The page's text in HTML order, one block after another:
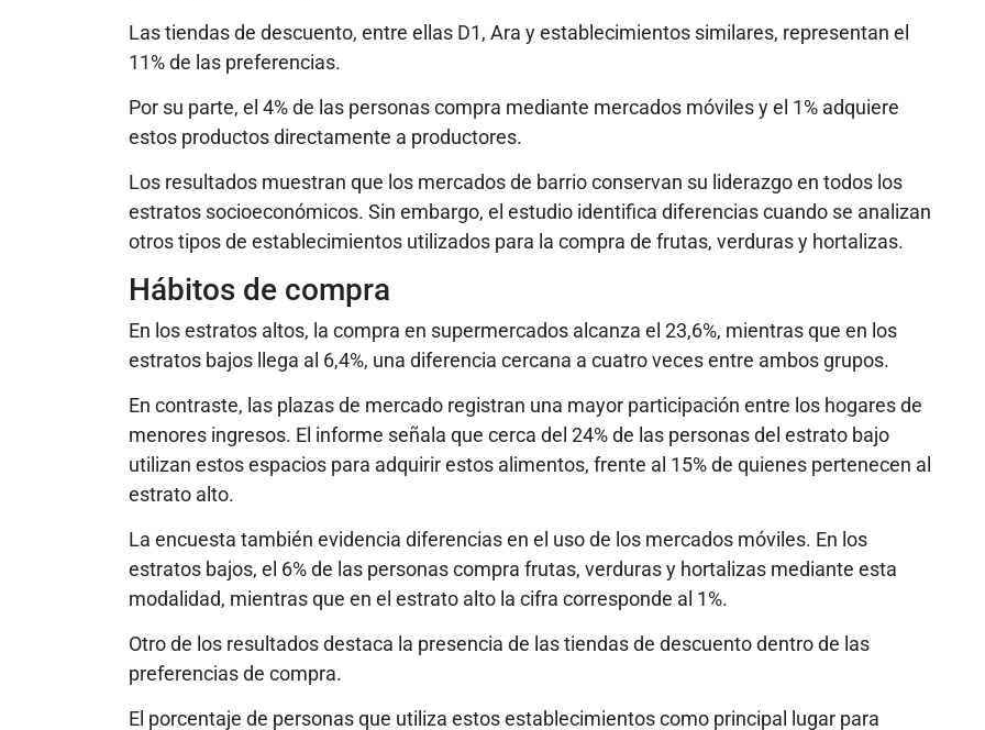
Las tiendas de descuento, entre ellas D1, Ara y establecimientos similares, representan el
11% de las preferencias.
Por su parte, el 4% de las personas compra mediante mercados móviles y el 1% adquiere
estos productos directamente a productores.
Los resultados muestran que los mercados de barrio conservan su liderazgo en todos los
estratos socioeconómicos. Sin embargo, el estudio identifica diferencias cuando se analizan
otros tipos de establecimientos utilizados para la compra de frutas, verduras y hortalizas.
Hábitos de compra
En los estratos altos, la compra en supermercados alcanza el 23,6%, mientras que en los
estratos bajos llega al 6,4%, una diferencia cercana a cuatro veces entre ambos grupos.
En contraste, las plazas de mercado registran una mayor participación entre los hogares de
menores ingresos. El informe señala que cerca del 24% de las personas del estrato bajo
utilizan estos espacios para adquirir estos alimentos, frente al 15% de quienes pertenecen al
estrato alto.
La encuesta también evidencia diferencias en el uso de los mercados móviles. En los
estratos bajos, el 6% de las personas compra frutas, verduras y hortalizas mediante esta
modalidad, mientras que en el estrato alto la cifra corresponde al 1%.
Otro de los resultados destaca la presencia de las tiendas de descuento dentro de las
preferencias de compra.
El porcentaje de personas que utiliza estos establecimientos como principal lugar para